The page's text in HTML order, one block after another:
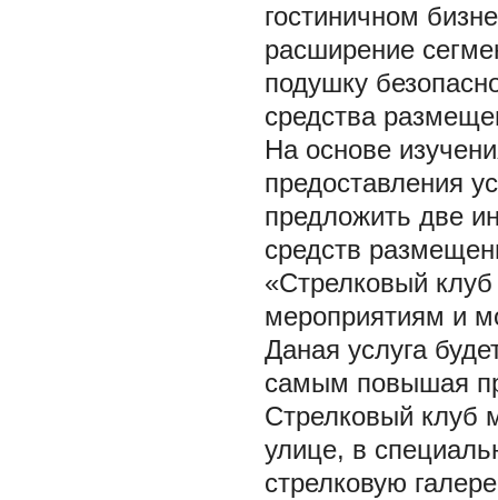
гостиничном
расширение
подушку
средства
На основе
предоставления
предложить две
средств
«Стрелковый
мероприятиям и
Даная услуга
самым повышая
Стрелковый клуб
улице, в
стрелковую